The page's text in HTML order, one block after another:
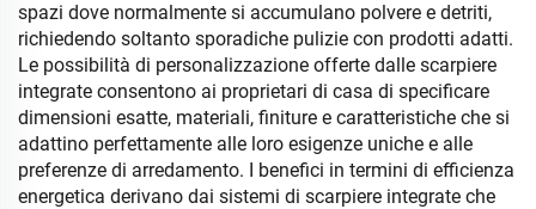
spazi dove normalmente si accumulano polvere e detriti,
richiedendo soltanto sporadiche pulizie con prodotti adatti.
Le possibilità di personalizzazione offerte dalle scarpiere
integrate consentono ai proprietari di casa di specificare
dimensioni esatte, materiali, finiture e caratteristiche che si
adattino perfettamente alle loro esigenze uniche e alle
preferenze di arredamento. I benefici in termini di efficienza
energetica derivano dai sistemi di scarpiere integrate che